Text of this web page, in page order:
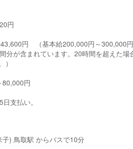
円
円 （基本給200,000円～300,000
分が含まれています。20時間を超えた場
80,000円
支払い。
) 鳥取駅 からバスで10分